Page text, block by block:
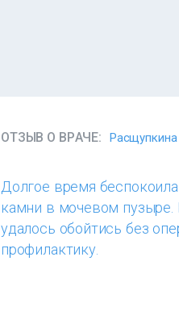
ОТЗЫВ О ВРАЧЕ:
Долгое время
камни в мочевом пузыре.
удалось обойтись без
профилактику.